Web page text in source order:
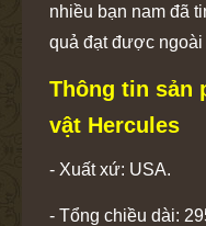
nhiều bạn nam đã
quả đạt được
Thông tin sản
vật Hercules
- Xuất xứ: USA.
- Tổng chiều dài: